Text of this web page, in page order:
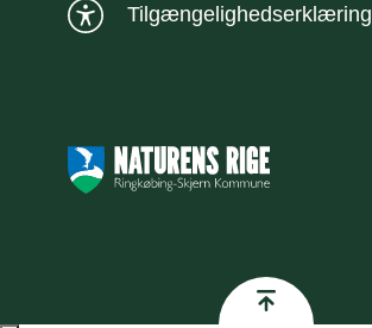
Tilgængelighedserklæring